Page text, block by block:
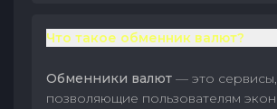
Что такое обменник валют?
Обменники валют — это сервисы,
позволяющие пользователям